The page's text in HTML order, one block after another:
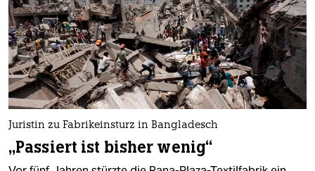
Juristin zu Fabrikeinsturz in Bangladesch
„Passiert ist bisher wenig“